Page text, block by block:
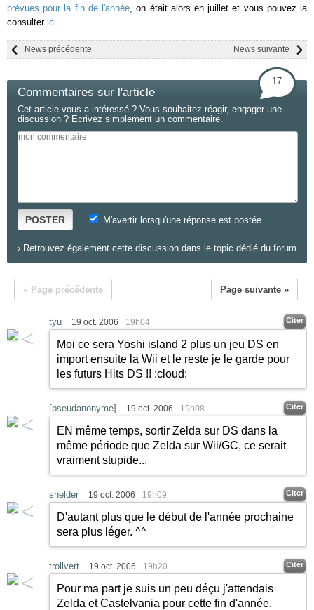
prévues pour la fin de l'année, on était alors en juillet et vous pouvez la
consulter ici.
News suivante
News précédente
Commentaires sur l'article
17
Cet article vous a intéressé ? Vous souhaitez réagir, engager une
discussion ? Ecrivez simplement un commentaire.
POSTER M'avertir lorsqu'une réponse est postée
› Retrouvez également cette discussion dans le topic dédié du forum
« Page précédente Page suivante »
tyu 19 oct. 2006 19h04 Citer
Moi ce sera Yoshi island 2 plus un jeu DS en
import ensuite la Wii et le reste je le garde pour
les futurs Hits DS !! :cloud:
[pseudanonyme] 19 oct. 2006 19h08 Citer
EN même temps, sortir Zelda sur DS dans la
même période que Zelda sur Wii/GC, ce serait
vraiment stupide...
shelder 19 oct. 2006 19h09 Citer
D'autant plus que le début de l'année prochaine
sera plus léger. ^^
trollvert 19 oct. 2006 19h20 Citer
Pour ma part je suis un peu déçu j'attendais
Zelda et Castelvania pour cette fin d'année.